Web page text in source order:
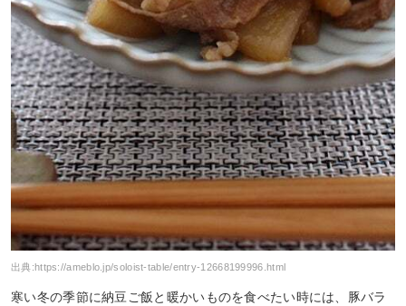
出典: https://ameblo.jp/soloist-table/entry-12668199996.html
寒い冬の季節に納豆ご飯と暖かいものを食べたい時には、豚バラ